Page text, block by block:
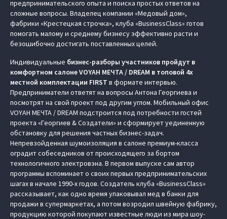
предпринимательского опыта и поиска простых ответов на
сложные вопросы. Владелец компании «Медовый дом»,
фабрики «Крестецкая строчка», клуба «BusinessClass» готов
помогать малому и среднему бизнесу эффективно расти и
безошибочно достигать поставленных целей.
Индивидуальные бизнес-разборы участников пройдут в
комфортном салоне VOYAH МЕЧТА / DREAM в топовой 4х
местной комплектации FIRST в формате интервью.
Предприниматели ответят на вопросы Антона Георгиева и
посмотрят на свой проект под другим углом. Мобильный офис
VOYAH МЕЧТА / DREAM подстроится под потребности гостей
проекта «Георгиев & Создатели» и сформирует уединенную
обстановку для решения частных бизнес-задач.
Непревзойденная шумоизоляция в салоне премиум-класса
оградит собеседников от происходящего за бортом
технологичного электровэна. В первом выпуске сам автор
программы вспоминает о своих первых предпринимательских
шагах в начале 1990-х годов. Создатель клуба «BusinessClass»
рассказывает, как одно время упаковывал мед в банки для
продажи в супермаркетах, а потом возродил швейную фабрику,
продукцию которой покупают известные люди из мира шоу-